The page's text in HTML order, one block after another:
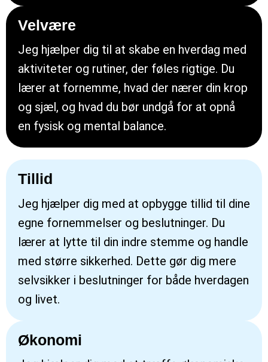
Velvære
Jeg hjælper dig til at skabe en hverdag med
aktiviteter og rutiner, der føles rigtige. Du
lærer at fornemme, hvad der nærer din krop
og sjæl, og hvad du bør undgå for at opnå
en fysisk og mental balance.
Tillid
Jeg hjælper dig med at opbygge tillid til dine
egne fornemmelser og beslutninger. Du
lærer at lytte til din indre stemme og handle
med større sikkerhed. Dette gør dig mere
selvsikker i beslutninger for både hverdagen
og livet.
Økonomi